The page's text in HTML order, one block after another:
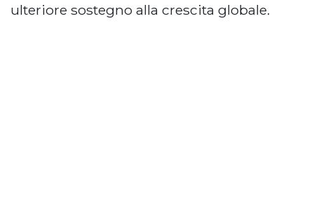
ulteriore sostegno alla crescita globale.